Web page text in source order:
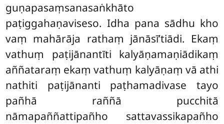
guṇapasaṃsanasaṅkhāto
paṭiggahaṇaviseso. Idha pana sādhu kho
vaṃ mahārāja rathaṃ jānāsī’tiādi. Ekaṃ
vathuṃ paṭijānantīti kalyāṇamaṇiādikaṃ
aññataraṃ ekaṃ vathuṃ kalyāṇaṃ vā athi
nathiti paṭijānanti paṭhamadivase tayo
pañhā raññā pucchitā
nāmapaññattipañho sattavassikapañho